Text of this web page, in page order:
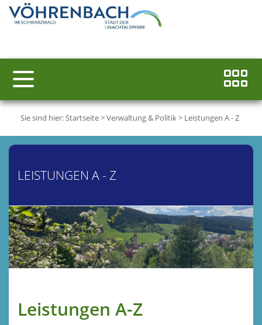
Sie sind hier:Startseite>Verwaltung & Politik> Leistungen A - Z
LEISTUNGEN A - Z
Leistungen A-Z